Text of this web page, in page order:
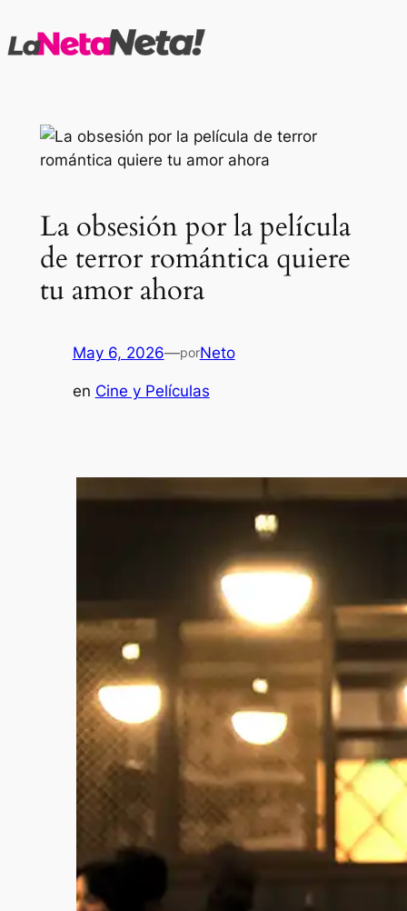
al
La obsesión por la película
de terror romántica quiere
tu amor ahora
May 6, 2026—porNeto
en Cine y Películas